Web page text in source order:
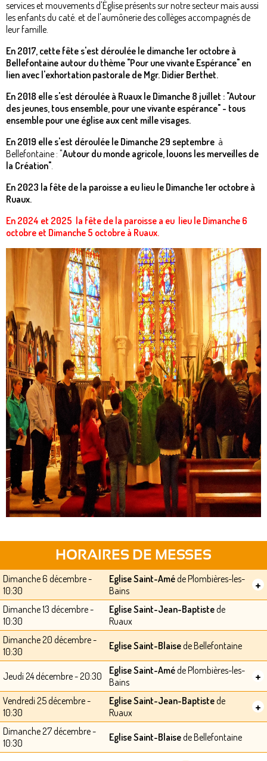
services et mouvements d'Église présents sur notre secteur mais aussi
les enfants du caté. et de l'aumônerie des collèges accompagnés de
leur famille.
En 2017, cette fête s'est déroulée le dimanche 1er octobre à
Bellefontaine autour du thème "Pour une vivante Espérance" en
lien avec l'exhortation pastorale de Mgr. Didier Berthet.
En 2018 elle s'est déroulée à Ruaux le Dimanche 8 juillet : "Autour
des jeunes, tous ensemble, pour une vivante espérance" - tous
ensemble pour une église aux cent mille visages.
En 2019 elle s'est déroulée le Dimanche 29 septembre à
Bellefontaine : "Autour du monde agricole, louons les merveilles de
la Création"
En 2023 la fête de la paroisse a eu lieu le Dimanche 1er octobre à
Ruaux.
En 2024 et 2025 la fête de la paroisse a eu lieu le Dimanche 6
octobre et Dimanche 5 octobre à Ruaux.
HORAIRES DE MESSES
Dimanche 6 décembre -
10:30
Eglise Saint-Améde Plombières-les-
Bains
+
Dimanche 13 décembre -
10:30
Eglise Saint-Jean-Baptistede
Ruaux
Dimanche 20 décembre -
10:30
Eglise Saint-Blaisede Bellefontaine
Jeudi 24 décembre - 20:30 Eglise Saint-Améde Plombières-les-
Bains
+
Vendredi 25 décembre -
10:30
Eglise Saint-Jean-Baptistede
Ruaux
+
Dimanche 27 décembre -
10:30
Eglise Saint-Blaisede Bellefontaine